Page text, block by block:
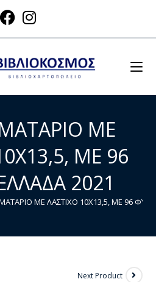
ΜΕ
ΜΕ 96
2021
ΜΕ ΛΑΣΤΙΧΟ 10Χ13,5, ΜΕ 96
Next Product